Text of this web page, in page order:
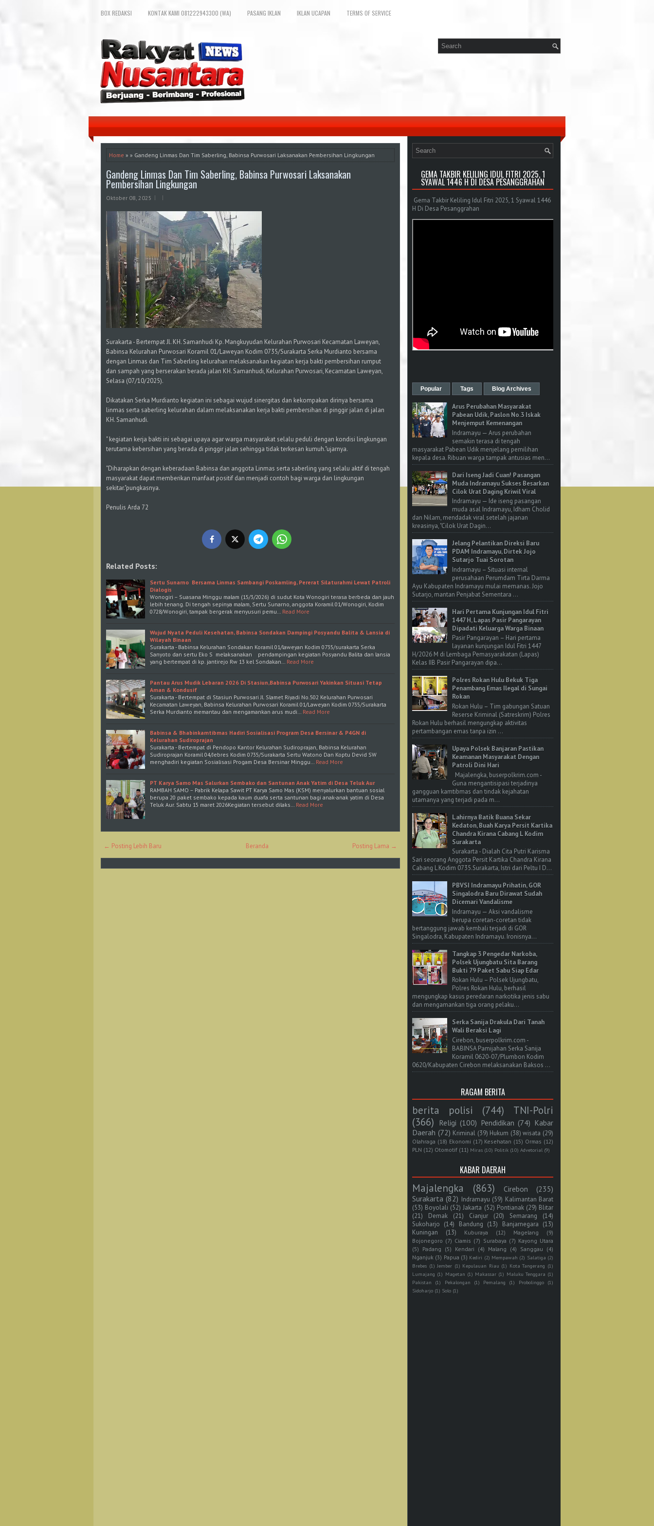
BOX REDAKSI KONTAK KAMI 081222943300 (WA) PASANG IKLAN IKLAN UCAPAN TERMS OF SERVICE
Home » » Gandeng Linmas Dan Tim Saberling, Babinsa Purwosari Laksanakan Pembersihan Lingkungan
Gandeng Linmas Dan Tim Saberling, Babinsa Purwosari Laksanakan
Pembersihan Lingkungan
Oktober 08, 2025
Surakarta - Bertempat Jl. KH. Samanhudi Kp. Mangkuyudan Kelurahan Purwosari Kecamatan Laweyan,
Babinsa Kelurahan Purwosari Koramil 01/Laweyan Kodim 0735/Surakarta Serka Murdianto bersama
dengan Linmas dan Tim Saberling kelurahan melaksanakan kegiatan kerja bakti pembersihan rumput
dan sampah yang berserakan berada jalan KH. Samanhudi, Kelurahan Purwosari, Kecamatan Laweyan,
Selasa (07/10/2025).
Dikatakan Serka Murdianto kegiatan ini sebagai wujud sinergitas dan kekompakan dirinya bersama
linmas serta saberling kelurahan dalam melaksanakan kerja bakti pembersihan di pinggir jalan di jalan
KH. Samanhudi.
" kegiatan kerja bakti ini sebagai upaya agar warga masyarakat selalu peduli dengan kondisi lingkungan
terutama kebersihan yang berada di pinggir jalan sehingga tidak terkesan kumuh."ujarnya.
"Diharapkan dengan keberadaan Babinsa dan anggota Linmas serta saberling yang selalu aktif di tengah
masyarakat dapat memberikan manfaat positif dan menjadi contoh bagi warga dan lingkungan
sekitar."pungkasnya.
Penulis Arda 72
Related Posts:
Sertu Sunarno Bersama Linmas Sambangi Poskamling, Pererat Silaturahmi Lewat Patroli
Dialogis
Wonogiri – Suasana Minggu malam (15/3/2026) di sudut Kota Wonogiri terasa berbeda dan jauh
lebih tenang. Di tengah sepinya malam, Sertu Sunarno, anggota Koramil 01/Wonogiri, Kodim
0728/Wonogiri, tampak bergerak menyusuri pemu… Read More
Wujud Nyata Peduli Kesehatan, Babinsa Sondakan Dampingi Posyandu Balita & Lansia di
Wilayah Binaan
Surakarta - Babinsa Kelurahan Sondakan Koramil 01/laweyan Kodim 0735/surakarta Serka
Sanyoto dan sertu Eko S melaksanakan pendampingan kegiatan Posyandu Balita dan lansia
yang bertempat di kp. jantirejo Rw 13 kel Sondakan… Read More
Pantau Arus Mudik Lebaran 2026 Di Stasiun,Babinsa Purwosari Yakinkan Situasi Tetap
Aman & Kondusif
Surakarta - Bertempat di Stasiun Purwosari Jl. Slamet Riyadi No.502 Kelurahan Purwosari
Kecamatan Laweyan, Babinsa Kelurahan Purwosari Koramil 01/Laweyan Kodim 0735/Surakarta
Serka Murdianto memantau dan mengamankan arus mudi… Read More
Babinsa & Bhabinkamtibmas Hadiri Sosialisasi Program Desa Bersinar & P4GN di
Kelurahan Sudiroprajan
Surakarta - Bertempat di Pendopo Kantor Kelurahan Sudiroprajan, Babinsa Kelurahan
Sudiroprajan Koramil 04/Jebres Kodim 0735/Surakarta Sertu Watono Dan Koptu Devid SW
menghadiri kegiatan Sosialisasi Progam Desa Bersinar Minggu… Read More
PT Karya Samo Mas Salurkan Sembako dan Santunan Anak Yatim di Desa Teluk Aur
RAMBAH SAMO – Pabrik Kelapa Sawit PT Karya Samo Mas (KSM) menyalurkan bantuan sosial
berupa 20 paket sembako kepada kaum duafa serta santunan bagi anak-anak yatim di Desa
Teluk Aur. Sabtu 15 maret 2026Kegiatan tersebut dilaks… Read More
← Posting Lebih Baru Posting Lama →
Beranda
GEMA TAKBIR KELILING IDUL FITRI 2025, 1
SYAWAL 1446 H DI DESA PESANGGRAHAN
Gema Takbir Keliling Idul Fitri 2025, 1 Syawal 1446
H Di Desa Pesanggrahan
Popular Tags Blog Archives
Arus Perubahan Masyarakat
Pabean Udik, Paslon No.3 Iskak
Menjemput Kemenangan
Indramayu — Arus perubahan
semakin terasa di tengah
masyarakat Pabean Udik menjelang pemilihan
kepala desa. Ribuan warga tampak antusias men...
Dari Iseng Jadi Cuan! Pasangan
Muda Indramayu Sukses Besarkan
Cilok Urat Daging Kriwil Viral
Indramayu — Ide iseng pasangan
muda asal Indramayu, Idham Cholid
dan Nilam, mendadak viral setelah jajanan
kreasinya, "Cilok Urat Dagin...
Jelang Pelantikan Direksi Baru
PDAM Indramayu, Dirtek Jojo
Sutarjo Tuai Sorotan
Indramayu – Situasi internal
perusahaan Perumdam Tirta Darma
Ayu Kabupaten Indramayu mulai memanas. Jojo
Sutarjo, mantan Penjabat Sementara ...
Hari Pertama Kunjungan Idul Fitri
1447 H, Lapas Pasir Pangarayan
Dipadati Keluarga Warga Binaan
Pasir Pangarayan – Hari pertama
layanan kunjungan Idul Fitri 1447
H/2026 M di Lembaga Pemasyarakatan (Lapas)
Kelas IIB Pasir Pangarayan dipa...
Polres Rokan Hulu Bekuk Tiga
Penambang Emas Ilegal di Sungai
Rokan
Rokan Hulu – Tim gabungan Satuan
Reserse Kriminal (Satreskrim) Polres
Rokan Hulu berhasil mengungkap aktivitas
pertambangan emas tanpa izin ...
Upaya Polsek Banjaran Pastikan
Keamanan Masyarakat Dengan
Patroli Dini Hari
Majalengka, buserpolkrim.com -
Guna mengantisipasi terjadinya
gangguan kamtibmas dan tindak kejahatan
utamanya yang terjadi pada m...
Lahirnya Batik Buana Sekar
Kedaton, Buah Karya Persit Kartika
Chandra Kirana Cabang L Kodim
Surakarta
Surakarta - Dialah Cita Putri Karisma
Sari seorang Anggota Persit Kartika Chandra Kirana
Cabang L Kodim 0735.Surakarta, Istri dari Peltu I D...
PBVSI Indramayu Prihatin, GOR
Singalodra Baru Dirawat Sudah
Dicemari Vandalisme
Indramayu — Aksi vandalisme
berupa coretan-coretan tidak
bertanggung jawab kembali terjadi di GOR
Singalodra, Kabupaten Indramayu. Ironisnya...
Tangkap 3 Pengedar Narkoba,
Polsek Ujungbatu Sita Barang
Bukti 79 Paket Sabu Siap Edar
Rokan Hulu – Polsek Ujungbatu,
Polres Rokan Hulu, berhasil
mengungkap kasus peredaran narkotika jenis sabu
dan mengamankan tiga orang pelaku...
Serka Sanija Drakula Dari Tanah
Wali Beraksi Lagi
Cirebon, buserpolkrim.com -
BABINSA Pamijahan Serka Sanija
Koramil 0620-07/Plumbon Kodim
0620/Kabupaten Cirebon melaksanakan Baksos ...
RAGAM BERITA
berita polisi (744)
TNI-Polri
(366) Religi (100) Pendidikan (74) Kabar
Daerah (72) Kriminal (39) Hukum (38) wisata (29)
Olahraga (18) Ekonomi (17) Kesehatan (15) Ormas (12)
PLN (12) Otomotif (11) Miras (10) Politik (10) Advetorial (9)
KABAR DAERAH
Majalengka (863) Cirebon
(235)
Surakarta (82) Indramayu (59) Kalimantan Barat
(53) Boyolali (52) Jakarta (52) Pontianak (29) Blitar
(21)
Demak (21) Cianjur (20) Semarang
(14)
Sukoharjo (14) Bandung (13) Banjarnegara (13)
Kuningan
(13) Kuburaya (12) Magelang
(9)
Bojonegoro (7) Ciamis (7) Surabaya (7) Kayong Utara
(5) Padang (5) Kendari (4) Malang (4) Sanggau (4)
Nganjuk (3) Papua (3) Kediri (2) Mempawah (2) Salatiga (2)
Brebes (1) Jember (1) Kepulauan Riau (1) Kota Tangerang (1)
Lumajang (1) Magetan (1) Makassar (1) Maluku Tenggara (1)
Pakistan
(1) Pekalongan (1) Pemalang (1) Probolinggo (1)
Sidoharjo (1) Solo (1)